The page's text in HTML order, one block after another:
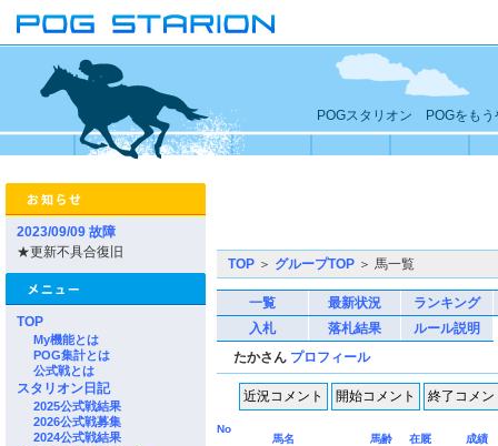
POGスタリオン POGをもう
2023/09/09 故障
★更新不具合復旧
TOP
My機能とは
POG集計とは
公式戦とは
スタリオン日記
2025公式戦結果
2026公式戦募集
2024公式戦結果
TOP ＞ グループTOP ＞ 馬一覧
一覧 最新状況
ランキング
入札
落札結果
ルール説明
たかさん プロフィール
No
馬名
馬齢 在厩 成績